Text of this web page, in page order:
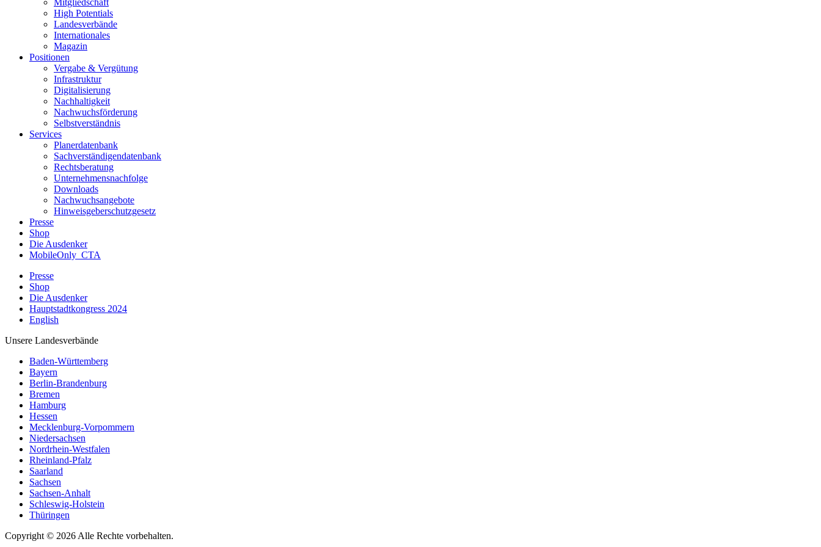
High Potentials
Landesverbände
Internationales
Magazin
Positionen
Vergabe & Vergütung
Infrastruktur
Digitalisierung
Nachhaltigkeit
Nachwuchsförderung
Selbstverständnis
Services
Planerdatenbank
Sachverständigendatenbank
Rechtsberatung
Unternehmensnachfolge
Downloads
Nachwuchsangebote
Hinweisgeberschutzgesetz
Presse
Shop
Die Ausdenker
MobileOnly_CTA
Presse
Shop
Die Ausdenker
Hauptstadtkongress 2024
English
Unsere Landesverbände
Baden-Württemberg
Bayern
Berlin-Brandenburg
Bremen
Hamburg
Hessen
Mecklenburg-Vorpommern
Niedersachsen
Nordrhein-Westfalen
Rheinland-Pfalz
Saarland
Sachsen
Sachsen-Anhalt
Schleswig-Holstein
Thüringen
Copyright © 2026 Alle Rechte vorbehalten.